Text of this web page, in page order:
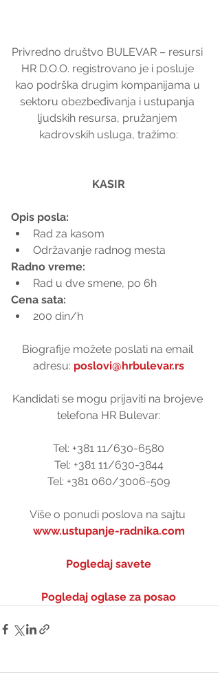
Privredno društvo BULEVAR – resursi
HR D.O.O. registrovano je i posluje
kao podrška drugim kompanijama u
sektoru obezbeđivanja i ustupanja
ljudskih resursa, pružanjem
kadrovskih usluga, tražimo:
KASIR
Opis posla:
Rad za kasom
Održavanje radnog mesta
Radno vreme:
Rad u dve smene, po 6h
Cena sata:
200 din/h
Biografije možete poslati na email
adresu: poslovi@hrbulevar.rs
Kandidati se mogu prijaviti na brojeve
telefona HR Bulevar:
Tel: +381 11/630-6580
Tel: +381 11/630-3844
Tel: +381 060/3006-509
Više o ponudi poslova na sajtu
www.ustupanje-radnika.com
Pogledaj savete
Pogledaj oglase za posao